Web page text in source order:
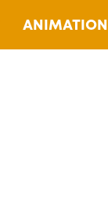
ANIMATION